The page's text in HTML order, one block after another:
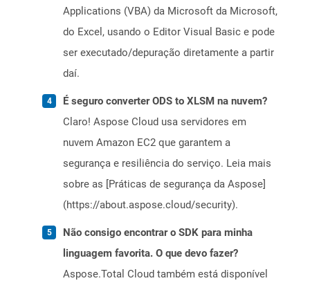
Applications (VBA) da Microsoft da Microsoft,
do Excel, usando o Editor Visual Basic e pode
ser executado/depuração diretamente a partir
daí.
É seguro converter ODS to XLSM na nuvem?
Claro! Aspose Cloud usa servidores em
nuvem Amazon EC2 que garantem a
segurança e resiliência do serviço. Leia mais
sobre as [Práticas de segurança da Aspose]
(https://about.aspose.cloud/security).
Não consigo encontrar o SDK para minha
linguagem favorita. O que devo fazer?
Aspose.Total Cloud também está disponível